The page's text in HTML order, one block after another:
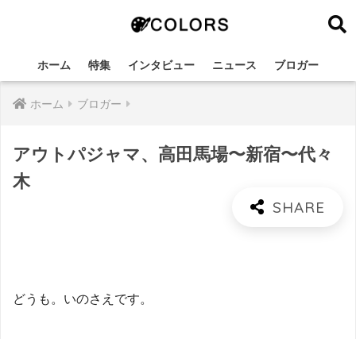
ホーム 特集 インタビュー ニュース ブロガー
ホーム ブロガー
アウトパジャマ、高田馬場〜新宿〜代々
木
どうも。いのさえです。